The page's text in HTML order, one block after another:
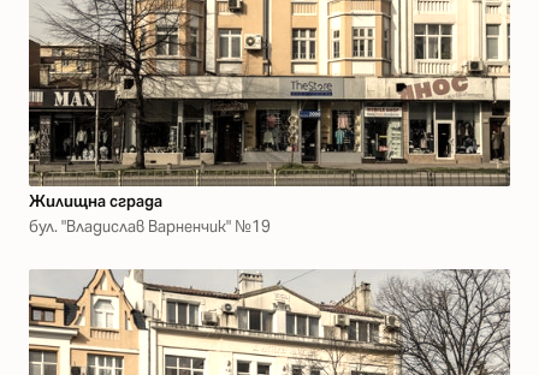
Жилищна сграда
бул. "Владислав Варненчик" №19